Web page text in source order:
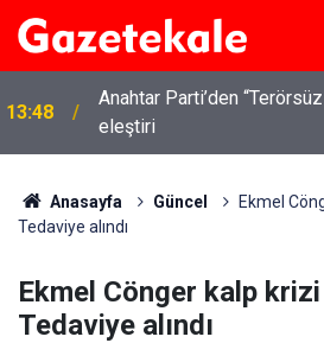
13:07
Kırıkkale’de hayvan
artırıldı
Anasayfa Güncel
Ekmel
Tedaviye alındı
Ekmel Cönger kalp
Tedaviye alındı